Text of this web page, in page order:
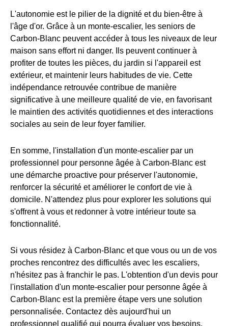
L'autonomie est le pilier de la dignité et du bien-être à
l'âge d'or. Grâce à un monte-escalier, les seniors de
Carbon-Blanc peuvent accéder à tous les niveaux de leur
maison sans effort ni danger. Ils peuvent continuer à
profiter de toutes les pièces, du jardin si l'appareil est
extérieur, et maintenir leurs habitudes de vie. Cette
indépendance retrouvée contribue de manière
significative à une meilleure qualité de vie, en favorisant
le maintien des activités quotidiennes et des interactions
sociales au sein de leur foyer familier.
En somme, l'installation d'un monte-escalier par un
professionnel pour personne âgée à Carbon-Blanc est
une démarche proactive pour préserver l'autonomie,
renforcer la sécurité et améliorer le confort de vie à
domicile. N'attendez plus pour explorer les solutions qui
s'offrent à vous et redonner à votre intérieur toute sa
fonctionnalité.
Si vous résidez à Carbon-Blanc et que vous ou un de vos
proches rencontrez des difficultés avec les escaliers,
n'hésitez pas à franchir le pas. L'obtention d'un devis pour
l'installation d'un monte-escalier pour personne âgée à
Carbon-Blanc est la première étape vers une solution
personnalisée. Contactez dès aujourd'hui un
professionnel qualifié qui pourra évaluer vos besoins,